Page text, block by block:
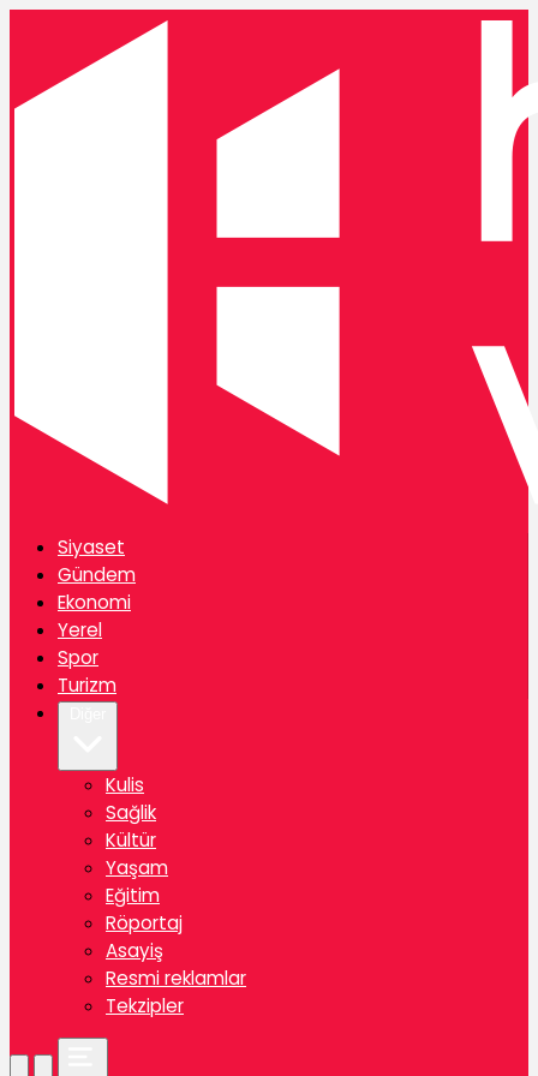
Siyaset
Gündem
Ekonomi
Yerel
Spor
Turizm
Kulis
Sağlik
Kültür
Yaşam
Eğitim
Röportaj
Asayiş
Resmi reklamlar
Tekzipler